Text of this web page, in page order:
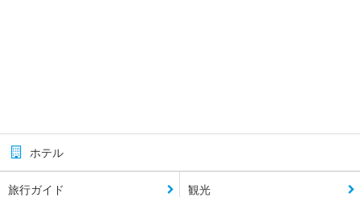
ホテル
旅行ガイド 観光